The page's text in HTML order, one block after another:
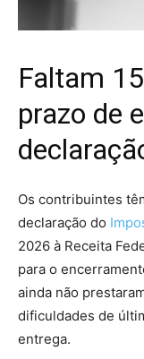
Faltam
prazo de
Os contribuintes
declaração do
2026 à Receita
para o
ainda não
dificuldades de
entrega.